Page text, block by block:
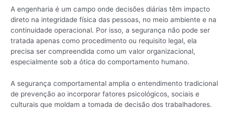
A engenharia é um campo onde decisões diárias têm impacto
direto na integridade física das pessoas, no meio ambiente e na
continuidade operacional. Por isso, a segurança não pode ser
tratada apenas como procedimento ou requisito legal, ela
precisa ser compreendida como um valor organizacional,
especialmente sob a ótica do comportamento humano.
A segurança comportamental amplia o entendimento tradicional
de prevenção ao incorporar fatores psicológicos, sociais e
culturais que moldam a tomada de decisão dos trabalhadores.